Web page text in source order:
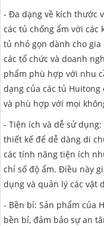
- Đa dạng về kích thước
các tủ chống ẩm với các
tủ nhỏ gọn dành cho
các tổ chức và doanh
phẩm phù hợp với nhu
dạng của các tủ
và phù hợp với mọi
- Tiện ích và dễ sử
thiết kế để dễ dàng di
các tính năng tiện ích
chỉ số độ ẩm. Điều này
dụng và quản lý các vật
- Bền bỉ: Sản phẩm của
bền bỉ, đảm bảo sự an